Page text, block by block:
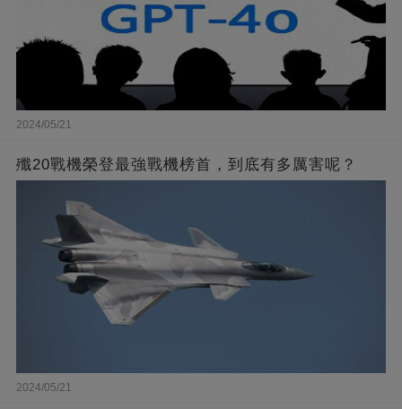
2024/05/21
殲20戰機榮登最強戰機榜首，到底有多厲害呢？
2024/05/21